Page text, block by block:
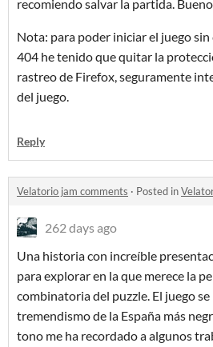
recomiendo salvar la partida.
Nota: para poder iniciar el juego
404 he tenido que quitar la
rastreo de Firefox, seguramente
del juego.
Reply
Velatorio jam comments · Posted in
262 days ago
Una historia con increíble
para explorar en la que merece la
combinatoria del puzzle. El juego se
tremendismo de la España más
tono me ha recordado a algunos